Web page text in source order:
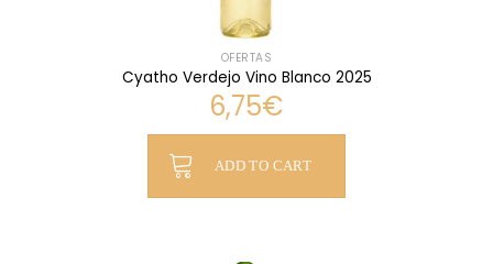
OFERTAS
Cyatho Verdejo Vino Blanco 2025
6,75€
ADD TO CART